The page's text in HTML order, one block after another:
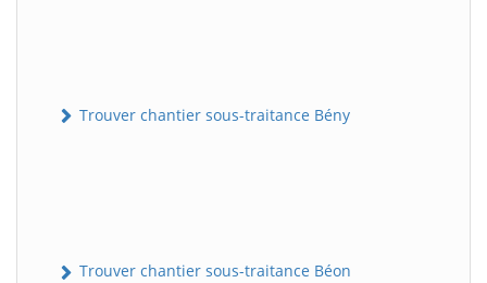
Trouver chantier sous-traitance Bény
Trouver chantier sous-traitance Béon